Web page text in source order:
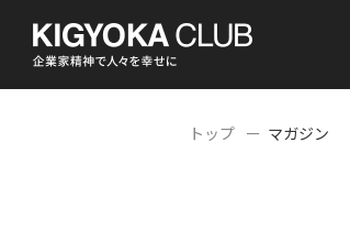
トップ マガジン